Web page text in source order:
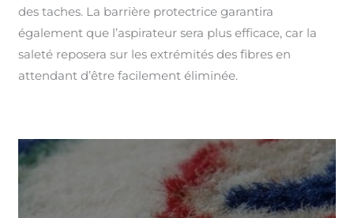
des taches. La barrière protectrice garantira
également que l’aspirateur sera plus efficace, car la
saleté reposera sur les extrémités des fibres en
attendant d’être facilement éliminée.